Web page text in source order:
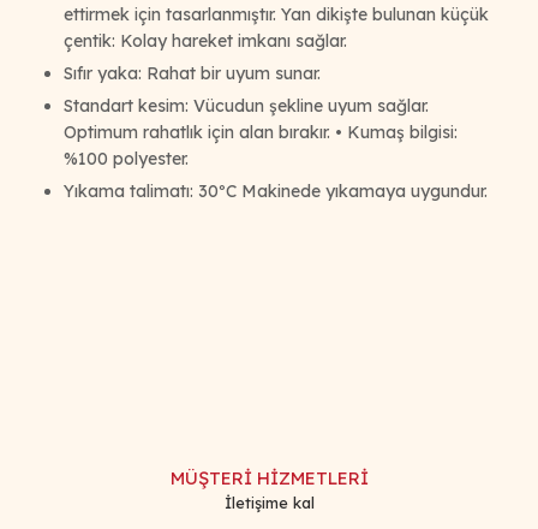
ettirmek için tasarlanmıştır. Yan dikişte bulunan küçük
çentik: Kolay hareket imkanı sağlar.
Sıfır yaka: Rahat bir uyum sunar.
Standart kesim: Vücudun şekline uyum sağlar.
Optimum rahatlık için alan bırakır. • Kumaş bilgisi:
%100 polyester.
Yıkama talimatı: 30ºC Makinede yıkamaya uygundur.
Ürün bilgilerinde hatalar bulunuyor.
MÜŞTERİ HİZMETLERİ
İletişime kal